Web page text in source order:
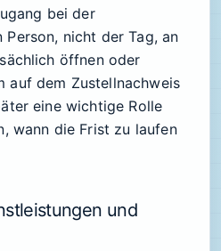
bei der
nicht der Tag, an
öffnen oder
auf dem Zustellnachweis
eine wichtige Rolle
wann die Frist zu laufen
und